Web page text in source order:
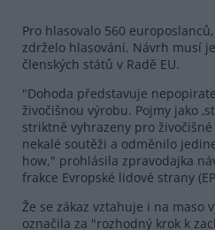
Pro hlasovalo 560
zdrželo hlasování. Návrh musí
členských států v Radě EU.
"Dohoda představuje
živočišnou výrobu. Pojmy jako
striktně vyhrazeny pro
nekalé soutěži a odměnilo
how," prohlásila zpravodajka
frakce Evropské lidové strany
Že se zákaz vztahuje i na maso
označila za "rozhodný krok k